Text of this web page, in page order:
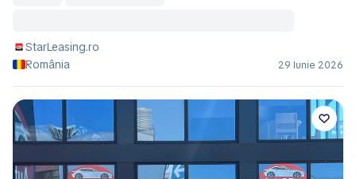
StarLeasing.ro
România
29 Iunie 2026